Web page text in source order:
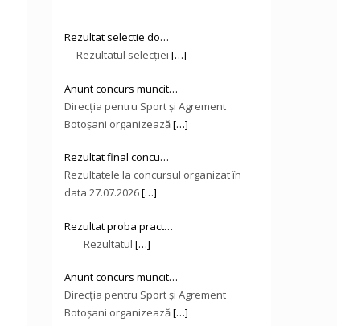
Rezultat selectie do…
Rezultatul selecției […]
Anunt concurs muncit…
Direcţia pentru Sport și Agrement
Botoşani organizează[…]
Rezultat final concu…
Rezultatele la concursul organizat în
data 27.07.2026[…]
Rezultat proba pract…
Rezultatul […]
Anunt concurs muncit…
Direcţia pentru Sport și Agrement
Botoşani organizează[…]